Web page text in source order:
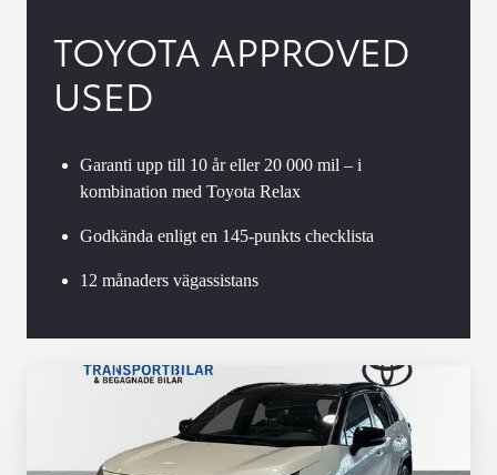
TOYOTA APPROVED
USED
Garanti upp till 10 år eller 20 000 mil – i
kombination med Toyota Relax
Godkända enligt en 145-punkts checklista
12 månaders vägassistans